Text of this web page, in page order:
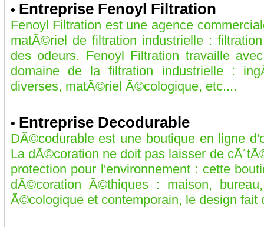
• Entreprise Fenoyl Filtration
Fenoyl Filtration est une agence
matÃ©riel de filtration industrielle :
des odeurs. Fenoyl Filtration travaille
domaine de la filtration industrielle :
diverses, matÃ©riel Ã©cologique, etc....
• Entreprise Decodurable
DÃ©codurable est une boutique en ligne
La dÃ©coration ne doit pas laisser de
protection pour l'environnement : cette
dÃ©coration Ã©thiques : maison,
Ã©cologique et contemporain, le design fait